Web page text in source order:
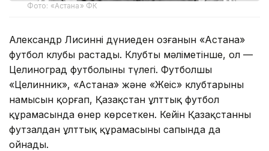
Фото: «Астана» ФК
Александр Лисиннің дүниеден озғанын «Астана»
футбол клубы растады. Клубтың мәліметінше, ол —
Целиноград футболының түлегі. Футболшы
«Целинник», «Астана» және «Жеңіс» клубтарының
намысын қорғап, Қазақстан ұлттық футбол
құрамасында өнер көрсеткен. Кейін Қазақстанның
футзалдан ұлттық құрамасының сапында да
ойнады.